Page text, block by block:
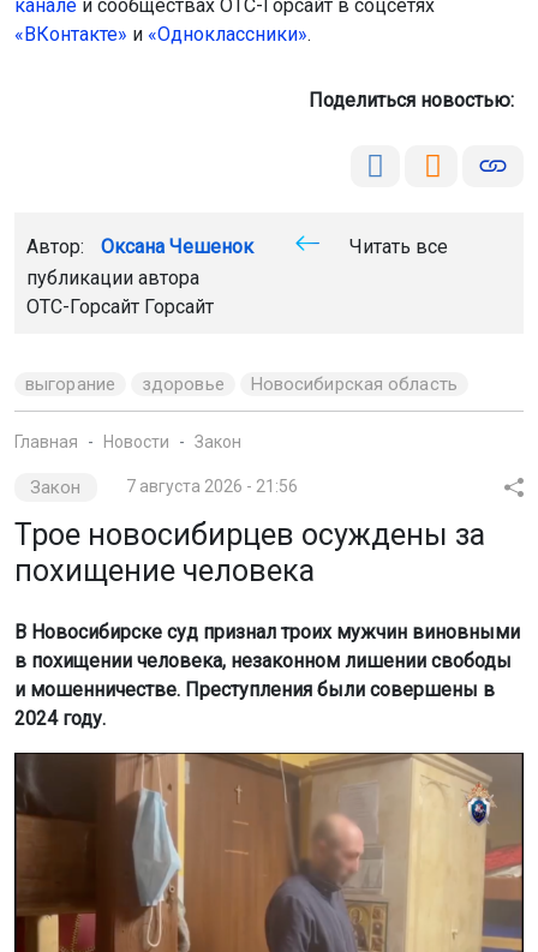
канале и сообществах ОТС-Горсайт в соцсетях
«ВКонтакте» и «Одноклассники».
Поделиться новостью:
Автор: Оксана Чешенок
Читать все
публикации автора
ОТС-Горсайт Горсайт
выгорание здоровье Новосибирская область
Главная Новости Закон
Закон 7 августа 2026 - 21:56
Трое новосибирцев осуждены за
похищение человека
В Новосибирске суд признал троих мужчин виновными
в похищении человека, незаконном лишении свободы
и мошенничестве. Преступления были совершены в
2024 году.